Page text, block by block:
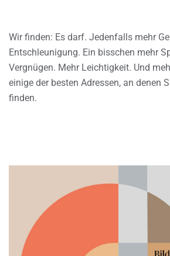
Wir finden: Es darf. Jedenfalls mehr
Entschleunigung. Ein bisschen mehr
Vergnügen. Mehr Leichtigkeit. Und
einige der besten Adressen, an denen
finden.